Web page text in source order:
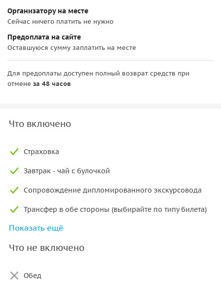
Организатору на месте
Сейчас ничего платить не нужно
Предоплата на сайте
Оставшуюся сумму заплатить на месте
Для предоплаты доступен полный возврат средств при
отмене за 48 часов
Что включено
Страховка
Завтрак - чай с булочкой
Сопровождение дипломированного экскурсовода
Трансфер в обе стороны (выбирайте по типу билета)
Дегустация вина, меда, сыра и мяса
Показать ещё
Что не включено
Обед